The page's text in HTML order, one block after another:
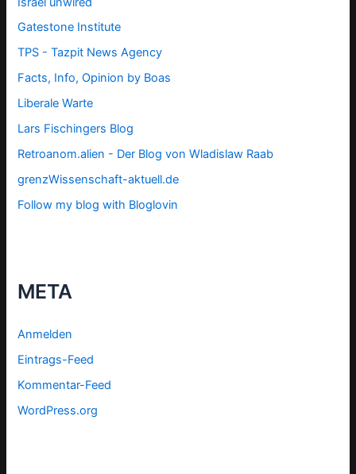
Gatestone Institute
TPS -Tazpit News Agency
Facts, Info, Opinion by Boas
Liberale Warte
Lars Fischingers Blog
Retroanom.alien - Der Blog von Wladislaw Raab
grenzWissenschaft-aktuell.de
Follow my blog with Bloglovin
META
Anmelden
Eintrags-Feed
Kommentar-Feed
WordPress.org